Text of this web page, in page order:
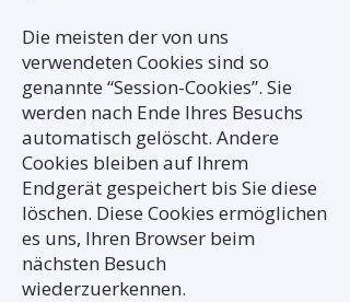
Die meisten der von uns
verwendeten Cookies sind so
genannte “Session-Cookies”. Sie
werden nach Ende Ihres Besuchs
automatisch gelöscht. Andere
Cookies bleiben auf Ihrem
Endgerät gespeichert bis Sie diese
löschen. Diese Cookies ermöglichen
es uns, Ihren Browser beim
nächsten Besuch
wiederzuerkennen.